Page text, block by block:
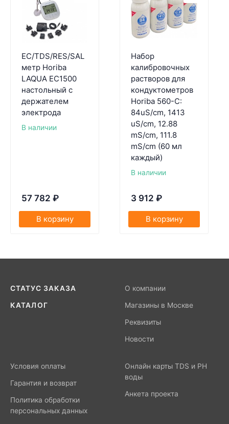
EC/TDS/RES/SAL
метр Horiba
LAQUA EC1500
настольный с
держателем
электрода
В наличии
57 782 ₽
В корзину
Набор
калибровочных
растворов для
кондуктометров
Horiba 560-C:
84uS/cm, 1413
uS/cm, 12.88
mS/cm, 111.8
mS/cm (60 мл
каждый)
В наличии
3 912 ₽
В корзину
СТАТУС ЗАКАЗА
КАТАЛОГ
О компании
Магазины в Москве
Реквизиты
Новости
Условия оплаты
Гарантия и возврат
Политика обработки
персональных данных
Онлайн карты TDS и PH
воды
Анкета проекта